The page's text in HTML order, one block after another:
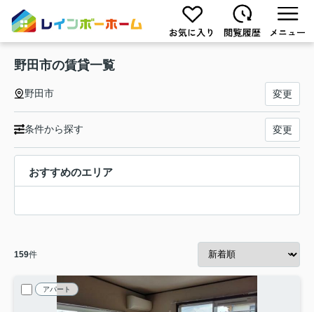
野田市の賃貸一覧
野田市 変更
条件から探す 変更
おすすめのエリア
159件
アパート